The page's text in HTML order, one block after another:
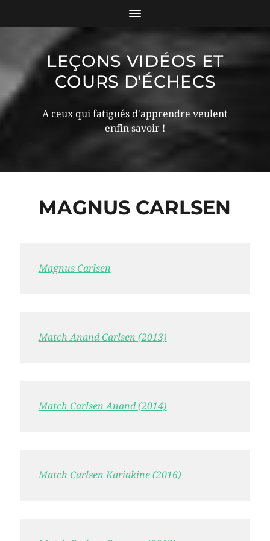
LEÇONS VIDÉOS ET
COURS D'ÉCHECS
A ceux qui fatigués d'apprendre veulent
enfin savoir !
MAGNUS CARLSEN
Magnus Carlsen
Match Anand Carlsen (2013)
Match Carlsen Anand (2014)
Match Carlsen Kariakine (2016)